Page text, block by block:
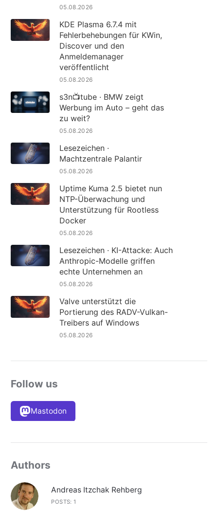
05.08.2026
KDE Plasma 6.7.4 mit
Fehlerbehebungen für KWin,
Discover und den
Anmeldemanager
veröffentlicht
05.08.2026
s3n📺tube · BMW zeigt
Werbung im Auto – geht das
zu weit?
05.08.2026
Lesezeichen ·
Machtzentrale Palantir
05.08.2026
Uptime Kuma 2.5 bietet nun
NTP-Überwachung und
Unterstützung für Rootless
Docker
05.08.2026
Lesezeichen · KI-Attacke: Auch
Anthropic-Modelle griffen
echte Unternehmen an
05.08.2026
Valve unterstützt die
Portierung des RADV-Vulkan-
Treibers auf Windows
05.08.2026
Follow us
Mastodon
Authors
Andreas Itzchak Rehberg
POSTS: 1